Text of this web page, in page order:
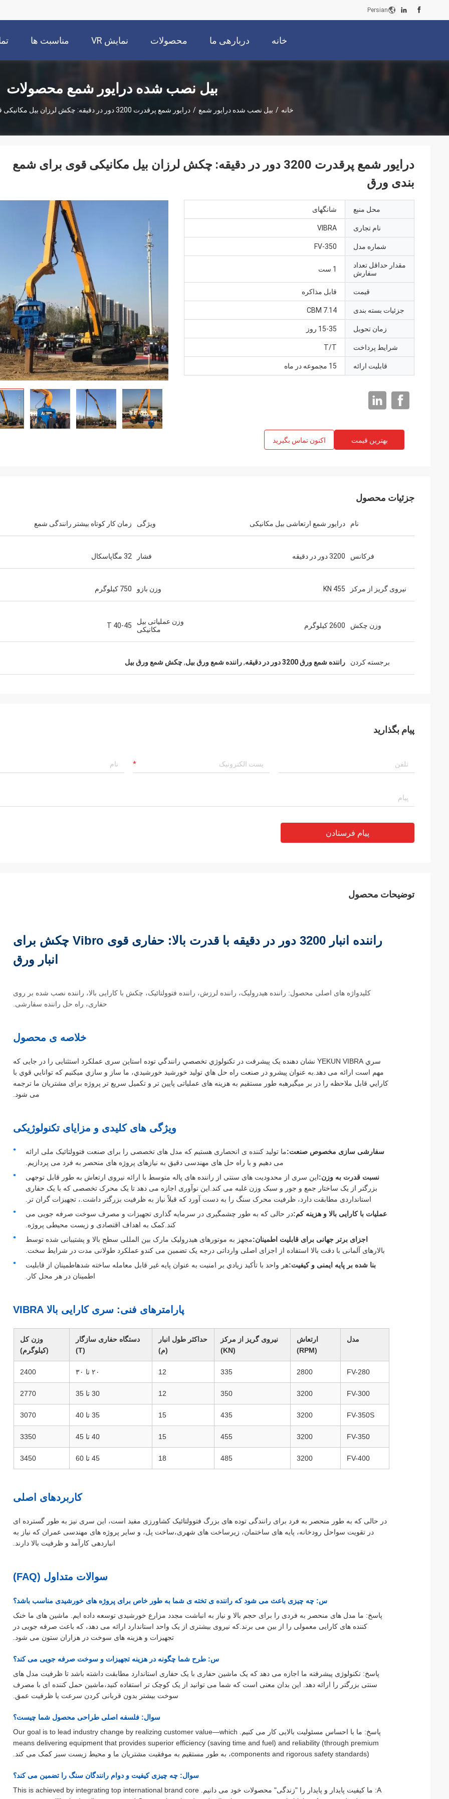
Persian
خانه دربارهی ما محصولات نمایش VR مناسبت ها
بیل نصب شده درایور شمع محصولات
خانه / بیل نصب شده درایور شمع / درایور شمع پرقدرت 3200 دور در دقیقه: چکش لرزان بیل مکانیکی قوی برای شمع بندی ورق
درایور شمع پرقدرت 3200 دور در دقیقه: چکش لرزان بیل مکانیکی قوی برای شمع
بندی ورق
محل منبع شانگهای
نام تجاری VIBRA
شماره مدل FV-350
مقدار حداقل تعداد
سفارش
1 ست
قیمت قابل مذاکره
جزئیات بسته بندی 7.14 CBM
زمان تحویل 15-35 روز
شرایط پرداخت T/T
قابلیت ارائه 15 مجموعه در ماه
بهترین قیمت اکنون تماس بگیرید
جزئیات محصول
نام درایور شمع ارتعاشی بیل مکانیکی ویژگی زمان کار کوتاه بیشتر رانندگی شمع
فرکانس 3200 دور در دقیقه فشار 32 مگاپاسکال
نیروی گریز از مرکز 455 KN وزن بازو 750 کیلوگرم
وزن چکش 2600 کیلوگرم
وزن عملیاتی بیل
مکانیکی
40-45 T
برجسته کردن راننده شمع ورق 3200 دور در دقیقه ,راننده شمع ورق بیل,چکش شمع ورق بیل
پیام بگذارید
پیام فرستادن
توضیحات محصول
راننده انبار 3200 دور در دقیقه با قدرت بالا: حفاری قوی Vibro چکش برای
انبار ورق
کلیدواژه های اصلی محصول: راننده هیدرولیک، راننده لرزش، راننده فتوولتائیک، چکش با کارایی بالا، راننده نصب شده بر روی
حفاری، راه حل راننده سفارشی.
خلاصه ی محصول
سري YEKUN VIBRA نشان دهنده يک پيشرفت در تکنولوژي تخصصي رانندگي توده استاین سری عملکرد استثنایی را در جایی که
مهم است ارائه می دهد.به عنوان پيشرو در صنعت راه حل هاي توليد خورشيد خورشيدي، ما ساز و سازي ميکنيم که توانايي قوي با
کارايي قابل ملاحظه را در بر ميگيرهبه طور مستقیم به هزینه های عملیاتی پایین تر و تکمیل سریع تر پروژه برای مشتریان ما ترجمه
می شود.
ویژگی های کلیدی و مزایای تکنولوژیکی
سفارشی سازی مخصوص صنعت:ما تولید کننده ی انحصاری هستیم که مدل های تخصصی را برای صنعت فتوولتائیک ملی ارائه
می دهیم و با راه حل های مهندسی دقیق به نیازهای پروژه های منحصر به فرد می پردازیم.
نسبت قدرت به وزن:این سری از محدودیت های سنتی از راننده های پاله متوسط با ارائه نیروی ارتعاش به طور قابل توجهی
بزرگتر از یک ساختار جمع و جور و سبک وزن غلبه می کند.این نوآوری اجازه می دهد تا یک محرک تخصصی که با یک حفاری
استانداردی مطابقت دارد، ظرفیت محرک سنگ را به دست آورد که قبلاً نیاز به ظرفیت بزرگتر داشت.، تجهیزات گران تر.
عملیات با کارایی بالا و هزینه کم:در حالی که به طور چشمگیری در سرمایه گذاری تجهیزات و مصرف سوخت صرفه جویی می
کند.کمک به اهداف اقتصادی و زیست محیطی پروژه.
اجزای برتر جهانی برای قابلیت اطمینان:مجهز به موتورهای هیدرولیک مارک بین المللی سطح بالا و پشتیبانی شده توسط
بالارهای آلمانی با دقت بالا استفاده از اجزای اصلی وارداتی درجه یک تضمین می کندو عملکرد طولانی مدت در شرایط سخت.
بنا شده بر پایه ایمنی و کیفیت:هر واحد با تأکيد زيادي بر امنيت به عنوان پايه غير قابل معامله ساخته شدهاطمینان از قابلیت
اطمینان در هر محل کار.
پارامترهای فنی: سری کارایی بالا VIBRA
مدل
ارتعاش
(RPM)
نیروی گریز از مرکز
(KN)
حداکثر طول انبار
(م)
دستگاه حفاری سازگار
(T)
وزن کل
(کیلوگرم)
FV-280
2800
335
12 ۲۰ تا ۳۰ 2400
FV-300
3200
350
12 30 تا 35 2770
FV-350S
3200
435
15 35 تا 40 3070
FV-350
3200
455
15 40 تا 45 3350
FV-400
3200
485
18 45 تا 60 3450
کاربردهای اصلی
در حالی که به طور منحصر به فرد برای رانندگی توده های بزرگ فتوولتائیک کشاورزی مفید است، این سری نیز به طور گسترده ای
در تقویت سواحل رودخانه، پایه های ساختمان، زیرساخت های شهری،ساخت پل، و سایر پروژه های مهندسی عمران که نیاز به
انباردهی کارآمد و ظرفیت بالا دارند.
سوالات متداول (FAQ)
س: چه چیزی باعث می شود که راننده ی تخته ی شما به طور خاص برای پروژه های خورشیدی مناسب باشد؟
پاسخ: ما مدل های منحصر به فردی را برای حجم بالا و نیاز به انباشت مجدد مزارع خورشیدی توسعه داده ایم. ماشین های ما خنک
کننده های کارایی معمولی را از بین می برند.که نیروی بیشتری از یک واحد استاندارد ارائه می دهد، که باعث صرفه جویی در
تجهیزات و هزینه های سوخت در هزاران ستون می شود.
س: طرح شما چگونه در هزینه تجهیزات و سوخت صرفه جویی می کند؟
پاسخ: تکنولوژی پیشرفته ما اجازه می دهد که یک ماشین حفاری با یک حفاری استاندارد مطابقت داشته باشد تا ظرفیت مدل های
سنتی بزرگتر را ارائه دهد. این بدان معنی است که شما می توانید از یک کوچک تر استفاده کنید،ماشین حمل کننده ای با مصرف
سوخت بیشتر بدون قربانی کردن سرعت یا ظرفیت عمق.
سوال: فلسفه اصلی طراحی محصول شما چیست؟
پاسخ: ما با احساس مسئولیت بالایی کار می کنیم. Our goal is to lead industry change by realizing customer value—which
means delivering equipment that provides superior efficiency (saving time and fuel) and reliability (through premium
components and rigorous safety standards)، به طور مستقیم به موفقیت مشتریان ما و محیط زیست سبز کمک می کند.
سوال: چه چیزی کیفیت و دوام رانندگان سنگ را تضمین می کند؟
A: ما کیفیت پایدار و پایدار را "زندگی" محصولات خود می دانیم. This is achieved by integrating top international brand core